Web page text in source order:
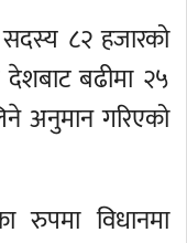
८२ हजारको
बढीमा २५
अनुमान गरिएको
रुपमा विधानमा